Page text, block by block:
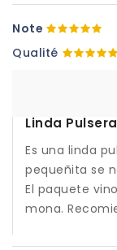
Note
Qualité
Linda Pulsera
Es una linda
pequeñita se
El paquete
mona.